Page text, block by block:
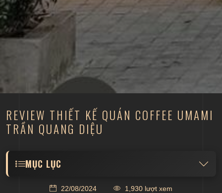
REVIEW THIẾT KẾ QUÁN COFFEE UMAMI
TRẦN QUANG DIỆU
MỤC LỤC
22/08/2024 1,930 lượt xem